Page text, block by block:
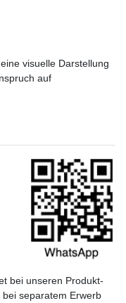
visuelle Darstellung
auf
bei unseren Produkt-
separatem Erwerb